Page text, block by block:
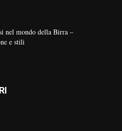
nel mondo della Birra –
e stili